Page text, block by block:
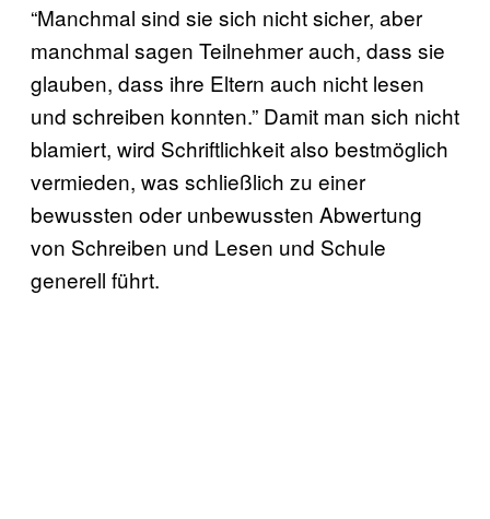
“Manchmal sind sie sich nicht sicher, aber
manchmal sagen Teilnehmer auch, dass sie
glauben, dass ihre Eltern auch nicht lesen
und schreiben konnten.” Damit man sich nicht
blamiert, wird Schriftlichkeit also bestmöglich
vermieden, was schließlich zu einer
bewussten oder unbewussten Abwertung
von Schreiben und Lesen und Schule
generell führt.